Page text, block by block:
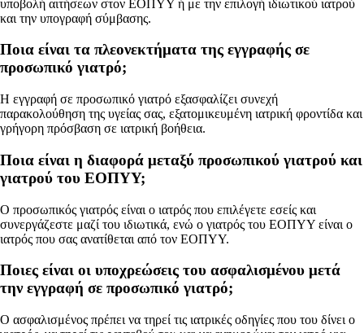
υποβολή αιτήσεων στον ΕΟΠΥΥ ή με την επιλογή ιδιωτικού ιατρού
και την υπογραφή σύμβασης.
Ποια είναι τα πλεονεκτήματα της εγγραφής σε
προσωπικό γιατρό;
Η εγγραφή σε προσωπικό γιατρό εξασφαλίζει συνεχή
παρακολούθηση της υγείας σας, εξατομικευμένη ιατρική φροντίδα και
γρήγορη πρόσβαση σε ιατρική βοήθεια.
Ποια είναι η διαφορά μεταξύ προσωπικού γιατρού και
γιατρού του ΕΟΠΥΥ;
Ο προσωπικός γιατρός είναι ο ιατρός που επιλέγετε εσείς και
συνεργάζεστε μαζί του ιδιωτικά, ενώ ο γιατρός του ΕΟΠΥΥ είναι ο
ιατρός που σας ανατίθεται από τον ΕΟΠΥΥ.
Ποιες είναι οι υποχρεώσεις του ασφαλισμένου μετά
την εγγραφή σε προσωπικό γιατρό;
Ο ασφαλισμένος πρέπει να τηρεί τις ιατρικές οδηγίες που του δίνει ο